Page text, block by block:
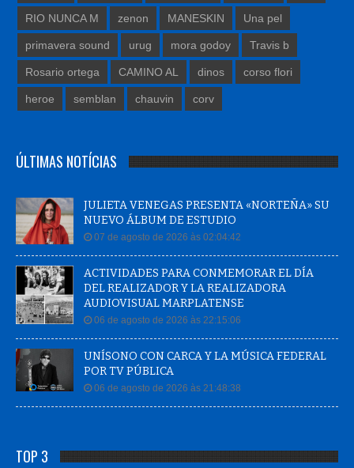
RIO NUNCA M zenon MANESKIN Una pel
primavera sound urug mora godoy Travis b
Rosario ortega CAMINO AL dinos corso flori
heroe semblan chauvin corv
ÚLTIMAS NOTÍCIAS
JULIETA VENEGAS PRESENTA «NORTEÑA» SU
NUEVO ÁLBUM DE ESTUDIO
07 de agosto de 2026 às 02:04:42
ACTIVIDADES PARA CONMEMORAR EL DÍA
DEL REALIZADOR Y LA REALIZADORA
AUDIOVISUAL MARPLATENSE
06 de agosto de 2026 às 22:15:06
UNÍSONO CON CARCA Y LA MÚSICA FEDERAL
POR TV PÚBLICA
06 de agosto de 2026 às 21:48:38
TOP 3